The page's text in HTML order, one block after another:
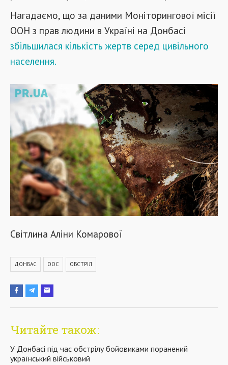
Нагадаємо, що за даними Моніторингової місії
ООН з прав людини в Україні на Донбасі
збільшилася кількість жертв серед цивільного
населення.
Світлина Аліни Комарової
ДОНБАС ООС ОБСТРІЛ
Читайте також:
У Донбасі під час обстрілу бойовиками поранений
український військовий